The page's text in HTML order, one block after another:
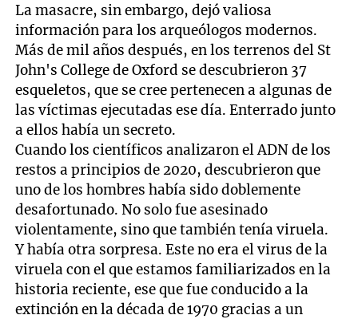
La masacre, sin embargo, dejó valiosa
información para los arqueólogos modernos.
Más de mil años después, en los terrenos del St
John's College de Oxford se descubrieron 37
esqueletos, que se cree pertenecen a algunas de
las víctimas ejecutadas ese día. Enterrado junto
a ellos había un secreto.
Cuando los científicos analizaron el ADN de los
restos a principios de 2020, descubrieron que
uno de los hombres había sido doblemente
desafortunado. No solo fue asesinado
violentamente, sino que también tenía viruela.
Y había otra sorpresa. Este no era el virus de la
viruela con el que estamos familiarizados en la
historia reciente, ese que fue conducido a la
extinción en la década de 1970 gracias a un